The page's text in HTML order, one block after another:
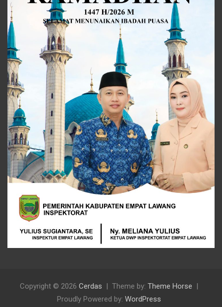
Copyright © 2026 Cerdas Theme by: Theme Horse
Proudly Powered by: WordPress